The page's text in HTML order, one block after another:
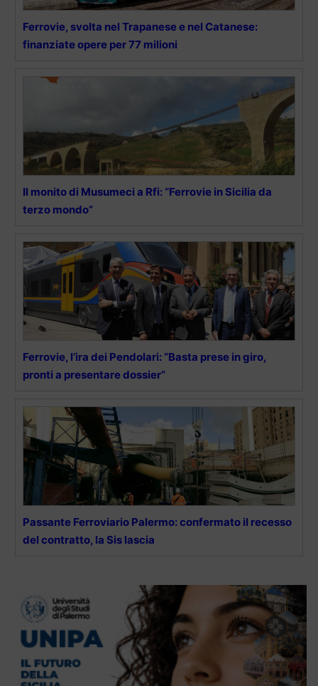
Ferrovie, svolta nel Trapanese e nel Catanese:
finanziate opere per 77 milioni
Il monito di Musumeci a Rfi: “Ferrovie in Sicilia da
terzo mondo”
Ferrovie, l’ira dei Pendolari: “Basta prese in giro,
pronti a presentare dossier”
Passante Ferroviario Palermo: confermato il recesso
del contratto, la Sis lascia